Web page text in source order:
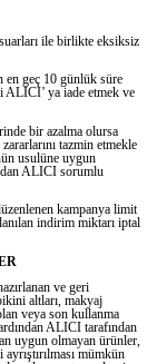
ile birlikte eksiksiz
en geç 10 günlük süre
ALICI’ ya iade etmek ve
bir azalma olursa
tazmin etmekle
usulüne uygun
ALICI sorumlu
kampanya limit
indirim miktarı iptal
ve geri
altları, makyaj
veya son kullanma
ALICI tarafından
uygun olmayan ürünler,
mümkün